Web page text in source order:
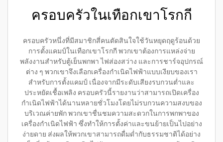
ครอบครัวในเทือกเขาโรกกี
ครอบครัวหนึ่งที่มีสมาชิกสี่คนตัดสินใจใช้วันหยุดฤดูร้อนด้วย
การตั้งแคมป์ในเทือกเขาโรกกี พวกเขาต้องการแหล่งจ่าย
พลังงานสำหรับตู้เย็นพกพา ไฟส่องสว่าง และการชาร์จอุปกรณ์
ต่าง ๆ พวกเขาจึงเลือกเครื่องกำเนิดไฟฟ้าแบบเงียบของเรา
สำหรับการตั้งแคมป์ เนื่องจากมีระดับเสียงรบกวนต่ำและ
ประหยัดเชื้อเพลิง ครอบครัวนี้รายงานว่าสามารถเปิดเครื่อง
กำเนิดไฟฟ้าได้นานหลายชั่วโมงโดยไม่รบกวนความสงบของ
บริเวณค่ายพัก พวกเขาชื่นชมความสะดวกในการพกพาของ
เครื่องกำเนิดไฟฟ้า ซึ่งทำให้การตั้งค่าและขนย้ายเป็นไปอย่าง
ง่ายดาย ส่งผลให้พวกเขาสามารถดื่มด่ำกับธรรมชาติได้อย่าง